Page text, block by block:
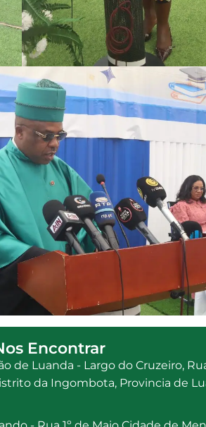
Encontrar
de Luanda - Largo do Cruzeiro,
da Ingombota, Provincia de